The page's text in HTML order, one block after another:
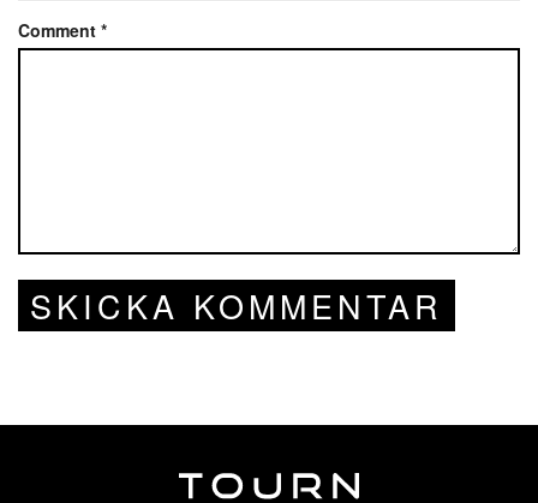
Comment *
SKICKA KOMMENTAR